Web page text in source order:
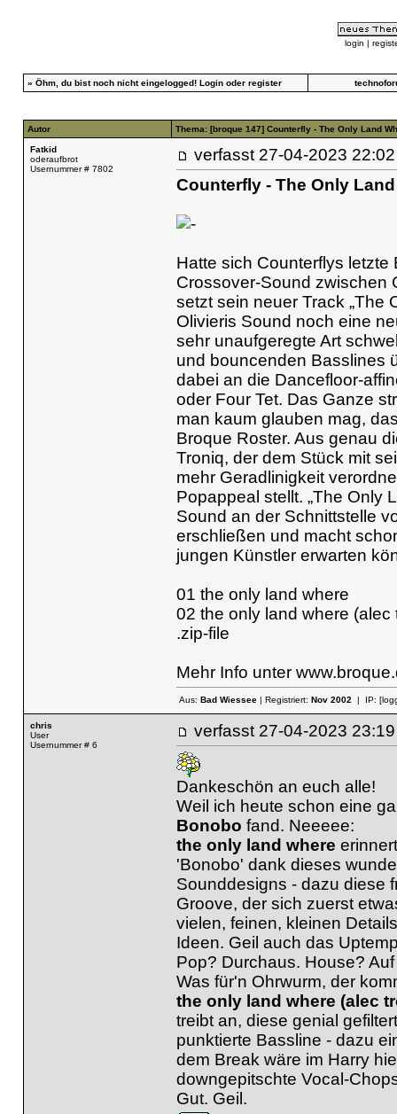
login |
» Öhm, du bist noch nicht eingelogged! Loginoder register
Autor Thema: [broque 147] Counterfly - The Only Land
Fatkid
oderaufbrot
Usernummer # 7802
verfasst 27-04-2023
Counterfly - The Only
Hatte sich Counterflys
Crossover-Sound zwischen
setzt sein neuer Track „The
Olivieris Sound noch eine
sehr unaufgeregte Art
und bouncenden Basslines
dabei an die Dancefloor-
oder Four Tet. Das Ganze
man kaum glauben mag,
Broque Roster. Aus genau
Troniq, der dem Stück mit
mehr Geradlinigkeit
Popappeal stellt. „The Only
Sound an der Schnittstelle
erschließen und macht
jungen Künstler erwarten
01 the only land where
02 the only land where (alec
.zip-file
Mehr Info unter
Aus: Bad Wiessee| Registriert: Nov 2002| IP:
chris
User
Usernummer # 6
verfasst 27-04-2023
Dankeschön an euch alle!
Weil ich heute schon eine
Bonobo fand. Neeeee:
the only land where
'Bonobo' dank dieses
Sounddesigns - dazu diese
Groove, der sich zuerst
vielen, feinen, kleinen
Ideen. Geil auch das
Pop? Durchaus. House?
Was für'n Ohrwurm, der
the only land where (alec
treibt an, diese genial
punktierte Bassline - dazu
dem Break wäre im Harry
downgepitschte Vocal-
Gut. Geil.